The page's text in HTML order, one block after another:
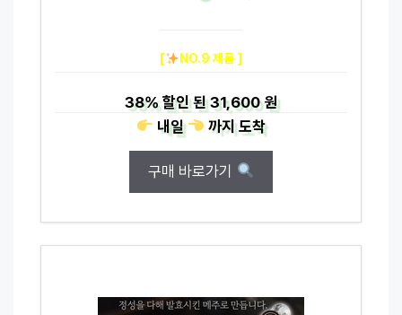
[ NO.9 제품 ]
38%할인 된31,600 원
내일
까지도착
구매 바로가기